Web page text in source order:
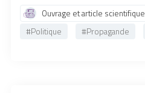
Ouvrage et article scientifique
#Politique
#Propagande